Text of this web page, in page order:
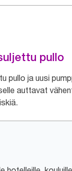
pullo
pullo ja uusi
auttavat